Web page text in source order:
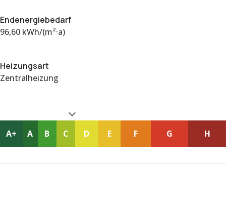
Endenergiebedarf
96,60 kWh/(m²·a)
Heizungsart
Zentralheizung
A+ A B C D E F G H